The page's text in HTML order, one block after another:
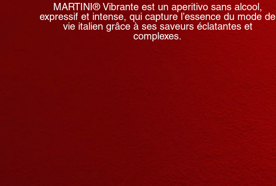
MARTINI® Vibrante est un aperitivo sans alcool,
expressif et intense, qui capture l’essence du mode de
vie italien grâce à ses saveurs éclatantes et
complexes.